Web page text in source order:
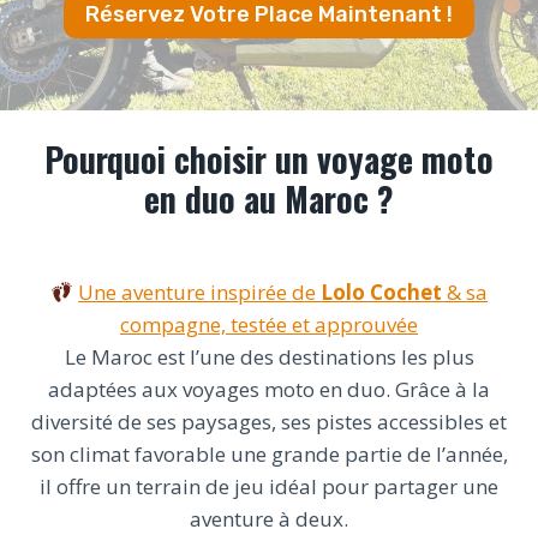
Réservez Votre Place Maintenant !
Pourquoi choisir un voyage moto
en duo au Maroc ?
Une aventure inspirée de Lolo Cochet & sa
compagne, testée et approuvée
Le Maroc est l’une des destinations les plus
adaptées aux voyages moto en duo. Grâce à la
diversité de ses paysages, ses pistes accessibles et
son climat favorable une grande partie de l’année,
il offre un terrain de jeu idéal pour partager une
aventure à deux.